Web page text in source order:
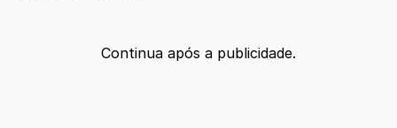
Continua após a publicidade.